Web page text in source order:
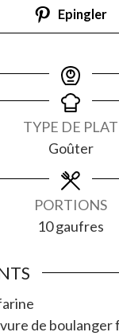
Epingler
TYPE DE PLAT
Goûter
PORTIONS
10gaufres
de boulanger